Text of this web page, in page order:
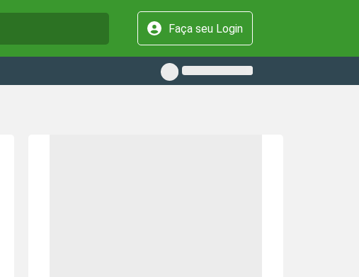
Faça seu Login